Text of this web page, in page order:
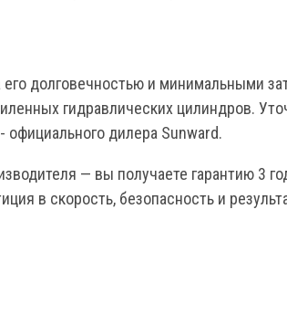
его долговечностью и минимальными
гидравлических цилиндров.
дилера Sunward.
— вы получаете гарантию 3
в скорость, безопасность и